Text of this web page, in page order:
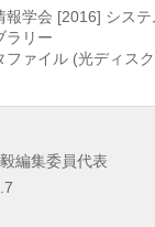
報学会 [2016] シス
ラリー
ファイル (光ディス
編集委員代表